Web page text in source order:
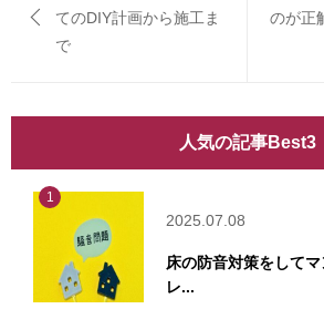
てのDIY計画から施工ま
で
のが正
人気の記事Best3
1
2025.07.08
床の防音対策をして
レ...